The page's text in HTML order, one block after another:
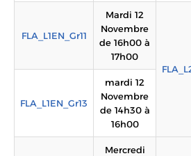
FLA_L1EN_Gr11
Mardi 12
Novembre
de 16h00 à
17h00
FLA_L1EN_Gr13
mardi 12
Novembre
de 14h30 à
16h00
Mercredi